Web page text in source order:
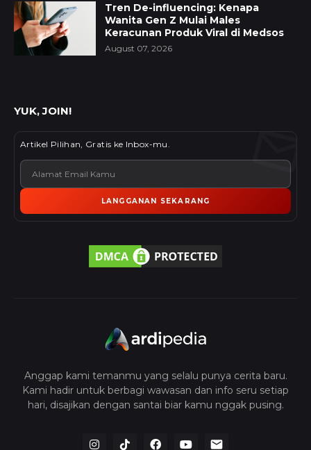
Tren De-influencing: Kenapa
Wanita Gen Z Mulai Males
Keracunan Produk Viral di Medsos
August 07, 2026
YUK, JOIN!
Artikel Pilihan, Gratis ke Inbox-mu.
LANGGANAN SEKARANG
Anggap kami temanmu yang selalu punya cerita baru.
Kami hadir untuk berbagi wawasan dan info seru setiap
hari, disajikan dengan santai biar kamu nggak pusing.